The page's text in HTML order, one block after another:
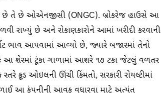
છે તે છે ઓએનજીસી (ONGC). બ્રોકરેજ હાઉસે આ
રાખ્યું છે અને રોકાણકારોને આમાં ખરીદી કરવાની
ભાવ આપવામાં આવ્યો છે, જ્યારે બજારમાં તેનો
આ શેરમાં ટૂંકા ગાળામાં આશરે ૧૭ ટકા જેટલું વળતર
ક્રૂડ ઓઇલની ઊંચી કિંમતો, સરકારી રોયલ્ટીમાં
આ કંપનીની આવક વધારવા માટે અત્યંત